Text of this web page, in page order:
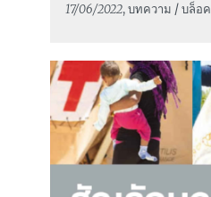
17/06/2022, บทความ / บล็อค